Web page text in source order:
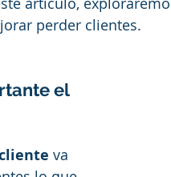
perder clientes.
el
va